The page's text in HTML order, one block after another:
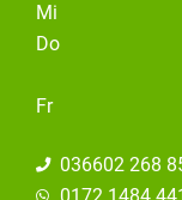
Mi
Do
Fr
036602 268